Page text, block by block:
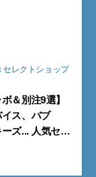
＆別注9選】
ス、バブ
ズ... 人気セレ